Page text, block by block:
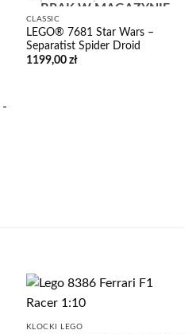
BRAK W MAGAZYNIE
CLASSIC
LEGO® 7681 Star Wars –
Separatist Spider Droid
1199,00 zł
KLOCKI LEGO